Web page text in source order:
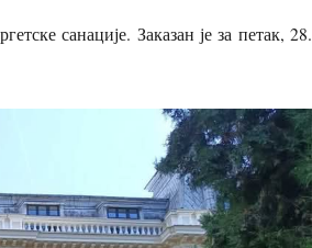
санације. Заказан је за петак, 28.